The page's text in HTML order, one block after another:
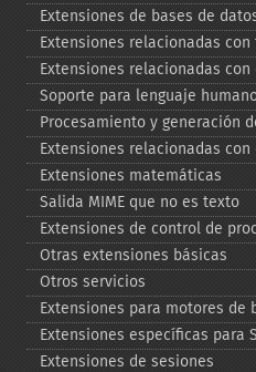
Extensiones de bases de
Extensiones relacionadas con
Extensiones relacionadas
Soporte para lenguaje
Procesamiento y generación
Extensiones relacionadas con
Extensiones matemáticas
Salida MIME que no es texto
Extensiones de control de
Otras extensiones básicas
Otros servicios
Extensiones para motores de
Extensiones específicas para
Extensiones de sesiones